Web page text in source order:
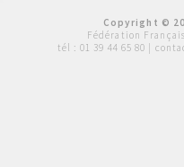
Copyright ©
Fédération
tél : 01 39 44 65 80 |